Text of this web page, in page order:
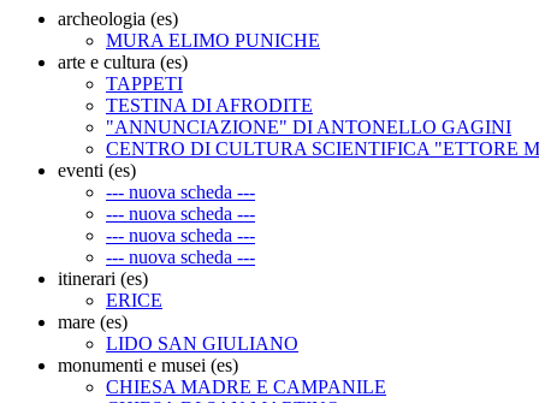
archeologia (es)
MURA ELIMO PUNICHE
arte e cultura (es)
TAPPETI
TESTINA DI AFRODITE
"ANNUNCIAZIONE" DI ANTONELLO GAGINI
CENTRO DI CULTURA SCIENTIFICA "ETTORE
eventi (es)
--- nuova scheda ---
--- nuova scheda ---
--- nuova scheda ---
--- nuova scheda ---
itinerari (es)
ERICE
mare (es)
LIDO SAN GIULIANO
monumenti e musei (es)
CHIESA MADRE E CAMPANILE